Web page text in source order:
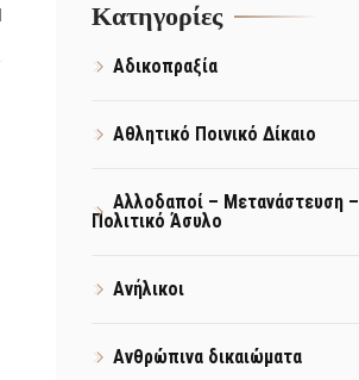
Kατηγορίες
Αδικοπραξία
Αθλητικό Ποινικό Δίκαιο
Αλλοδαποί – Μετανάστευση –
Πολιτικό Άσυλο
Ανήλικοι
Ανθρώπινα δικαιώματα